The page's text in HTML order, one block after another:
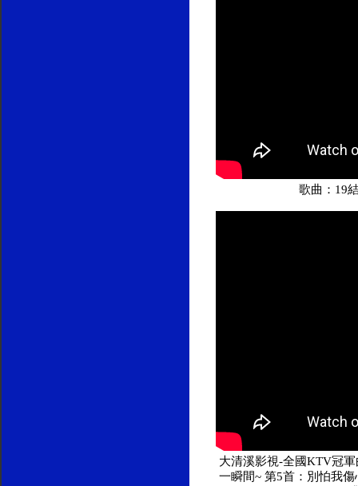
歌曲：19
大清溪影視-全國KTV冠
一瞬間~ 第5首：別怕我